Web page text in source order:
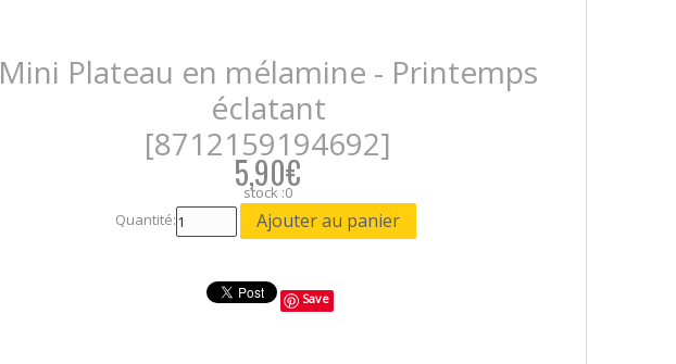
Mini Plateau en mélamine - Printemps
éclatant
[8712159194692]
5,90€
stock :0
Quantité:
Save